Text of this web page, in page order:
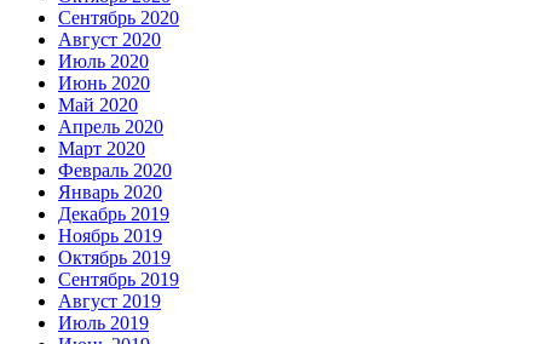
Сентябрь 2020
Август 2020
Июль 2020
Июнь 2020
Май 2020
Апрель 2020
Март 2020
Февраль 2020
Январь 2020
Декабрь 2019
Ноябрь 2019
Октябрь 2019
Сентябрь 2019
Август 2019
Июль 2019